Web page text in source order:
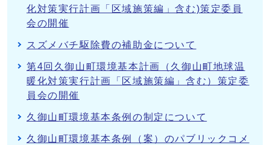
化対策実行計画「区域施策編」含む)策定委員
会の開催
スズメバチ駆除費の補助金について
第4回久御山町環境基本計画（久御山町地球温
暖化対策実行計画「区域施策編」含む）策定委
員会の開催
久御山町環境基本条例の制定について
久御山町環境基本条例（案）のパブリックコメ